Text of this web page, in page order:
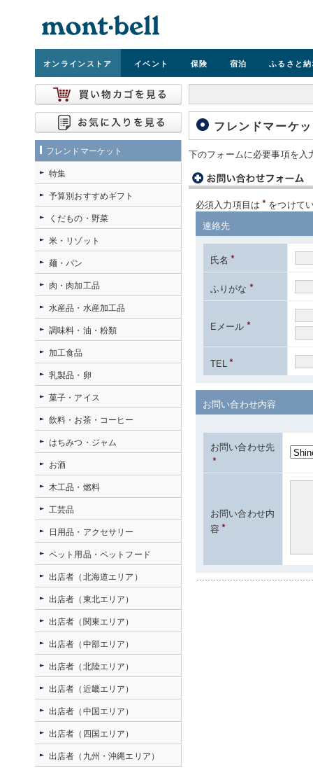
オンラインストア イベント 保険 宿泊 ふるさと
フレンドマーケ
下のフォームに必要事項を入
必須入力項目は * をつけて
連絡先
氏名 *
ふりがな *
Eメール *
TEL*
お問い合わせ内容
お問い合わせ先
*
お問い合わせ内
容 *
フレンドマーケット
特集
予算別おすすめギフト
くだもの・野菜
米・リゾット
麺・パン
肉・肉加工品
水産品・水産加工品
調味料・油・粉類
加工食品
乳製品・卵
菓子・アイス
飲料・お茶・コーヒー
はちみつ・ジャム
お酒
木工品・燃料
工芸品
日用品・アクセサリー
ペット用品・ペットフード
出店者（北海道エリア）
出店者（東北エリア）
出店者（関東エリア）
出店者（中部エリア）
出店者（北陸エリア）
出店者（近畿エリア）
出店者（中国エリア）
出店者（四国エリア）
出店者（九州・沖縄エリア）